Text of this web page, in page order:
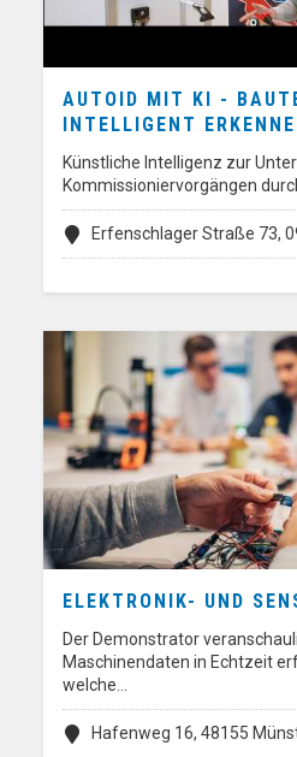
AUTOID MIT KI -
INTELLIGENT
Künstliche Intelligenz zur
Kommissioniervorgängen
Erfenschlager Straße 73,
ELEKTRONIK- UND
Der Demonstrator
Maschinendaten in Echtzeit
welche…
Hafenweg 16, 48155